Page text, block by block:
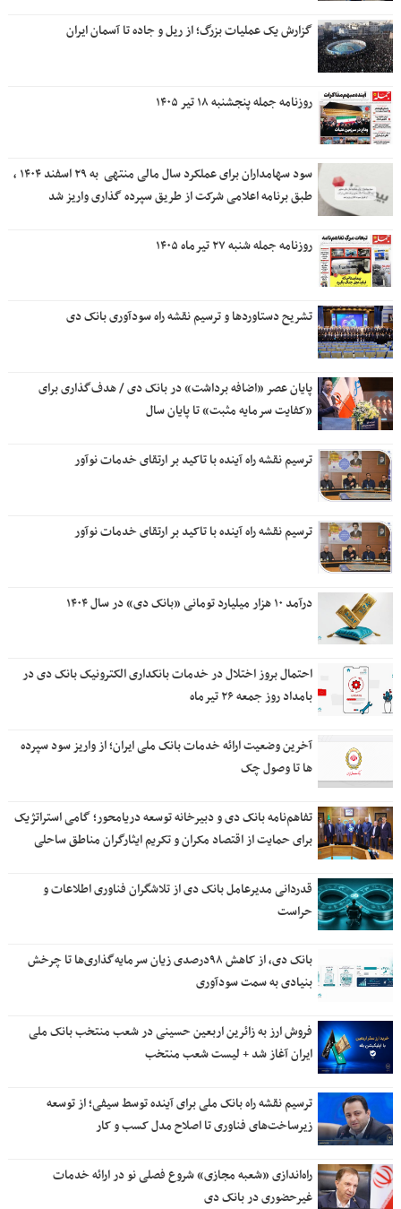
گزارش یک عملیات بزرگ؛ از ریل و جاده تا آسمان ایران
روزنامه جمله پنجشنبه ۱۸ تیر ۱۴۰۵
سود سهامداران برای عملکرد سال مالی منتهی ‌ به ۲۹ اسفند ۱۴۰۴ ،
طبق برنامه اعلامی شرکت از طریق سپرده گذاری واریز شد
روزنامه جمله شنبه ۲۷ تیرماه ۱۴۰۵
تشریح دستاوردها و ترسیم نقشه راه سودآوری بانک دی
پایان عصر «اضافه برداشت» در بانک دی / هدف‌گذاری برای
«کفایت سرمایه مثبت» تا پایان سال
ترسیم نقشه راه آینده با تاکید بر ارتقای خدمات نوآور
ترسیم نقشه راه آینده با تاکید بر ارتقای خدمات نوآور
درآمد ۱۰ هزار میلیارد تومانی «بانک دی» در سال ۱۴۰۴
احتمال بروز اختلال در خدمات بانکداری الکترونیک بانک دی در
بامداد روز جمعه ۲۶ تیرماه
آخرین وضعیت ارائه خدمات بانک ملی ایران؛ از واریز سود سپرده
ها تا وصول چک
تفاهم‌نامه بانک دی و دبیرخانه توسعه دریامحور؛ گامی استراتژیک
برای حمایت از اقتصاد مکران و تکریم ایثارگران مناطق ساحلی
قدردانی مدیرعامل بانک دی از تلاشگران فناوری اطلاعات و
حراست
بانک دی، از کاهش ۹۸درصدی زیان سرمایه‌گذاری‌ها تا چرخش
بنیادی به سمت سودآوری
فروش ارز به زائرین اربعین حسینی در شعب منتخب بانک ملی
ایران آغاز شد + لیست شعب منتخب
ترسیم نقشه راه بانک ملی برای آینده توسط سیفی؛ از توسعه
زیرساخت‌های فناوری تا اصلاح مدل کسب و کار
راه‌اندازی «شعبه مجازی» شروع فصلی نو در ارائه خدمات
غیرحضوری در بانک دی